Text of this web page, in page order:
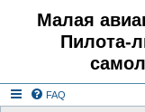
Малая
Пилота-
FAQ